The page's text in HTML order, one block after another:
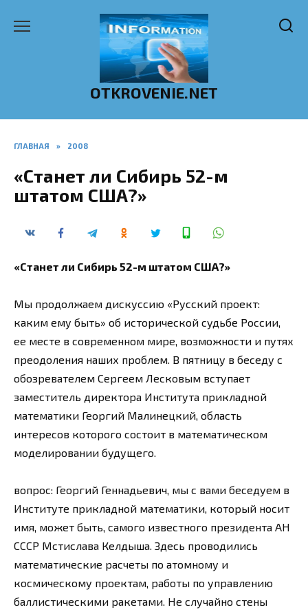
OTKROVENIE.NET
ГЛАВНАЯ » 2008
«Станет ли Сибирь 52-м
штатом США?»
«Станет ли Сибирь 52-м штатом США?»
Мы продолжаем дискуссию «Русский проект:
каким ему быть» об исторической судьбе России,
ее месте в современном мире, возможности и путях
преодоления наших проблем. В пятницу в беседу с
обозревателем Сергеем Лесковым вступает
заместитель директора Института прикладной
математики Георгий Малинецкий, область
интересов которого состоит в математическом
моделировании будущего.
вопрос: Георгий Геннадьевич, мы с вами беседуем в
Институте прикладной математики, который носит
имя, может быть, самого известного президента АН
СССР Мстислава Келдыша. Здесь проводились
математические расчеты по атомному и
космическому проектам, работы по управлению
баллистическими ракетами. Не случайно стены